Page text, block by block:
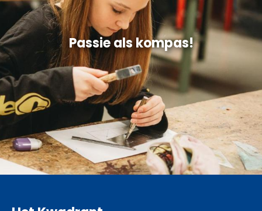
Passie als kompas!